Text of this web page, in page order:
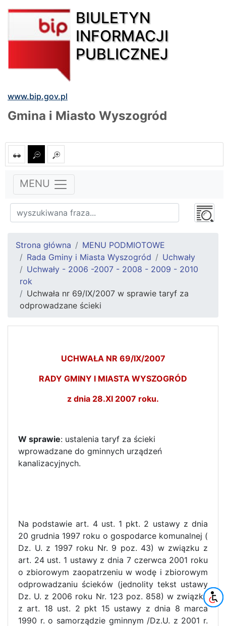
BIULETYN
INFORMACJI
PUBLICZNEJ
www.bip.gov.pl
Gmina i Miasto Wyszogród
MENU
Strona główna
MENU PODMIOTOWE
Rada Gminy i Miasta Wyszogród
Uchwały
Uchwały - 2006 -2007 - 2008 - 2009 - 2010
rok
Uchwała nr 69/IX/2007 w sprawie taryf za
odprowadzane ścieki
UCHWAŁA NR 69/IX/2007
RADY GMINY I MIASTA WYSZOGRÓD
z dnia 28.XI 2007 roku.
W sprawie: ustalenia taryf za ścieki
wprowadzane do gminnych urządzeń
kanalizacyjnych.
Na podstawie art. 4 ust. 1 pkt. 2 ustawy z dnia
20 grudnia 1997 roku o gospodarce komunalnej (
Dz. U. z 1997 roku Nr. 9 poz. 43) w związku z
art. 24 ust. 1 ustawy z dnia 7 czerwca 2001 roku
o zbiorowym zaopatrzeniu w wodę i zbiorowym
odprowadzaniu ścieków (jednolity tekst ustawy
Dz. U. z 2006 roku Nr. 123 poz. 858) w związku
z art. 18 ust. 2 pkt 15 ustawy z dnia 8 marca
1990 r. o samorządzie gminnym /Dz.U. z 2001 r.